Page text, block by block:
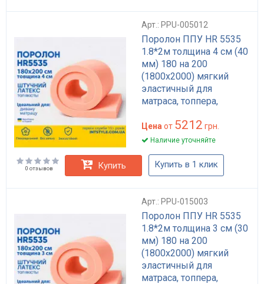
Арт.: PPU-005012
Поролон ППУ HR 5535
1.8*2м толщина 4 см (40
мм) 180 на 200
(1800х2000) мягкий
эластичный для
матраса, топпера,
Цена от 5212 грн.
Наличие уточняйте
0 отзывов Купить Купить в 1 клик
Арт.: PPU-015003
Поролон ППУ HR 5535
1.8*2м толщина 3 см (30
мм) 180 на 200
(1800х2000) мягкий
эластичный для
матраса, топпера,